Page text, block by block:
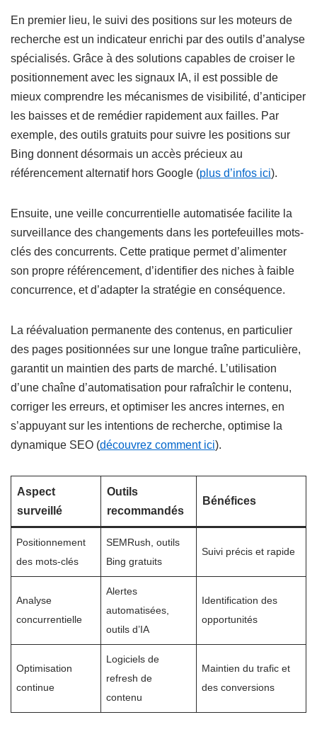
En premier lieu, le suivi des positions sur les moteurs de
recherche est un indicateur enrichi par des outils d’analyse
spécialisés. Grâce à des solutions capables de croiser le
positionnement avec les signaux IA, il est possible de
mieux comprendre les mécanismes de visibilité, d’anticiper
les baisses et de remédier rapidement aux failles. Par
exemple, des outils gratuits pour suivre les positions sur
Bing donnent désormais un accès précieux au
référencement alternatif hors Google (plus d’infos ici).
Ensuite, une veille concurrentielle automatisée facilite la
surveillance des changements dans les portefeuilles mots-
clés des concurrents. Cette pratique permet d’alimenter
son propre référencement, d’identifier des niches à faible
concurrence, et d’adapter la stratégie en conséquence.
La réévaluation permanente des contenus, en particulier
des pages positionnées sur une longue traîne particulière,
garantit un maintien des parts de marché. L’utilisation
d’une chaîne d’automatisation pour rafraîchir le contenu,
corriger les erreurs, et optimiser les ancres internes, en
s’appuyant sur les intentions de recherche, optimise la
dynamique SEO (découvrez comment ici).
Aspect
surveillé
Outils
recommandés
Bénéfices
Positionnement
des mots-clés
SEMRush, outils
Bing gratuits
Suivi précis et rapide
Analyse
concurrentielle
Alertes
automatisées,
outils d’IA
Identification des
opportunités
Optimisation
continue
Logiciels de
refresh de
contenu
Maintien du trafic et
des conversions